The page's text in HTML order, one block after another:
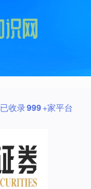
已收录999+家平台